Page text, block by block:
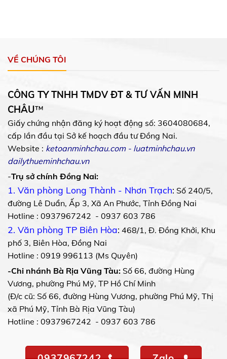
VỀ CHÚNG TÔI
CÔNG TY TNHH TMDV ĐT & TƯ VẤN MINH
CHÂU™
Giấy chứng nhận đăng ký hoạt động số: 3604080684,
cấp lần đầu tại Sở kế hoạch đầu tư Đồng Nai.
Website : ketoanminhchau.com- luatminhchau.vn
dailythueminhchau.vn
-Trụ sở chính Đồng Nai:
1. Văn phòng Long Thành - Nhơn Trạch: Số 240/5,
đường Lê Duẩn, Ấp 3, Xã An Phước, Tỉnh Đồng Nai
Hotline : 0937967242 - 0937 603 786
2. Văn phòng TP Biên Hòa: 468/1, Đ. Đồng Khởi, Khu
phố 3, Biên Hòa, Đồng Nai
Hotline : 0919 996113 (Ms Quyên)
-Chi nhánh Bà Rịa Vũng Tàu: Số 66, đường Hùng
Vương, phường Phú Mỹ, TP Hồ Chí Minh
(Đ/c cũ: Số 66, đường Hùng Vương, phường Phú Mỹ, Thị
xã Phú Mỹ, Tỉnh Bà Rịa Vũng Tàu)
Hotline : 0937967242 - 0937 603 786